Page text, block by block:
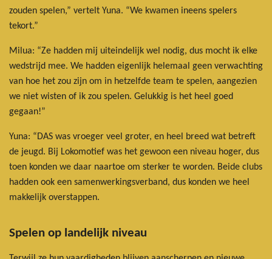
zouden spelen,” vertelt Yuna. “We kwamen ineens spelers
tekort.”
Milua: “Ze hadden mij uiteindelijk wel nodig, dus mocht ik elke
wedstrijd mee. We hadden eigenlijk helemaal geen verwachting
van hoe het zou zijn om in hetzelfde team te spelen, aangezien
we niet wisten of ik zou spelen. Gelukkig is het heel goed
gegaan!”
Yuna: “DAS was vroeger veel groter, en heel breed wat betreft
de jeugd. Bij Lokomotief was het gewoon een niveau hoger, dus
toen konden we daar naartoe om sterker te worden. Beide clubs
hadden ook een samenwerkingsverband, dus konden we heel
makkelijk overstappen.
Spelen op landelijk niveau